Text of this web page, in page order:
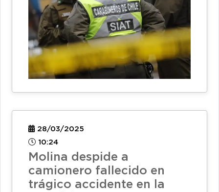
28/03/2025
10:24
Molina despide a
camionero fallecido en
trágico accidente en la